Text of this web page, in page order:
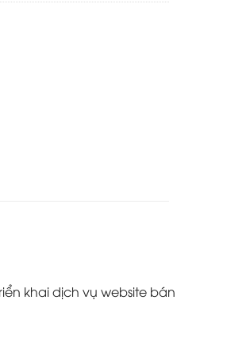
khai dịch vụ website bán